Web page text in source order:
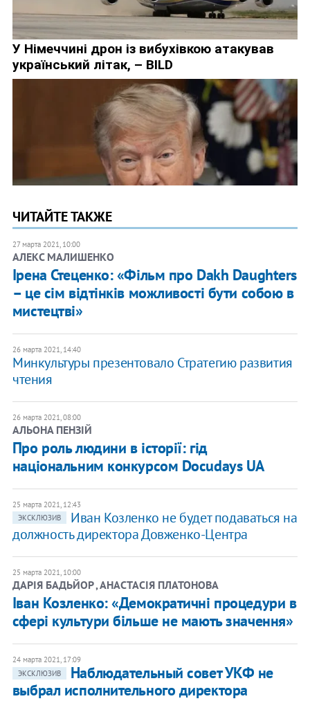
ЧИТАЙТЕ ТАКЖЕ
27 марта 2021, 10:00
АЛЕКС МАЛИШЕНКО
Ірена Стеценко: «Фільм про Dakh Daughters
– це сім відтінків можливості бути собою в
мистецтві»
26 марта 2021, 14:40
Минкультуры презентовало Стратегию развития
чтения
26 марта 2021, 08:00
АЛЬОНА ПЕНЗІЙ
Про роль людини в історії: гід
національним конкурсом Docudays UA
25 марта 2021, 12:43
ЭКСКЛЮЗИВ
Иван Козленко не будет подаваться на
должность директора Довженко-Центра
25 марта 2021, 10:00
ДАРІЯ БАДЬЙОР , АНАСТАСІЯ ПЛАТОНОВА
Іван Козленко: «Демократичні процедури в
сфері культури більше не мають значення»
24 марта 2021, 17:09
ЭКСКЛЮЗИВ
Наблюдательный совет УКФ не
выбрал исполнительного директора